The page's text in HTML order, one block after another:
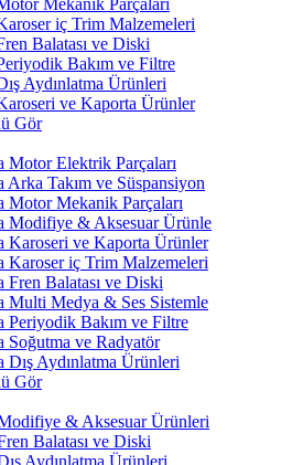
Mekanik Parçaları
iç Trim Malzemeleri
Balatası ve Diski
Bakım ve Filtre
Aydınlatma Ürünleri
ve Kaporta Ürünler
Gör
Motor Elektrik Parçaları
Arka Takım ve Süspansiyon
Motor Mekanik Parçaları
Modifiye & Aksesuar Ürünle
Karoseri ve Kaporta Ürünler
Karoser iç Trim Malzemeleri
Fren Balatası ve Diski
Multi Medya & Ses Sistemle
Periyodik Bakım ve Filtre
Soğutma ve Radyatör
Dış Aydınlatma Ürünleri
Gör
& Aksesuar Ürünleri
Balatası ve Diski
Aydınlatma Ürünleri